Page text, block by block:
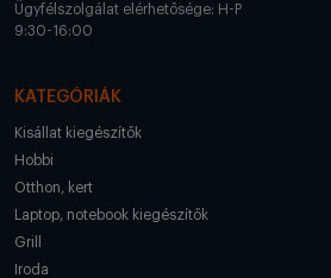
Ügyfélszolgálat elérhetősége: H-P
9:30-16:00
KATEGÓRIÁK
Kisállat kiegészítők
Hobbi
Otthon, kert
Laptop, notebook kiegészítők
Grill
Iroda